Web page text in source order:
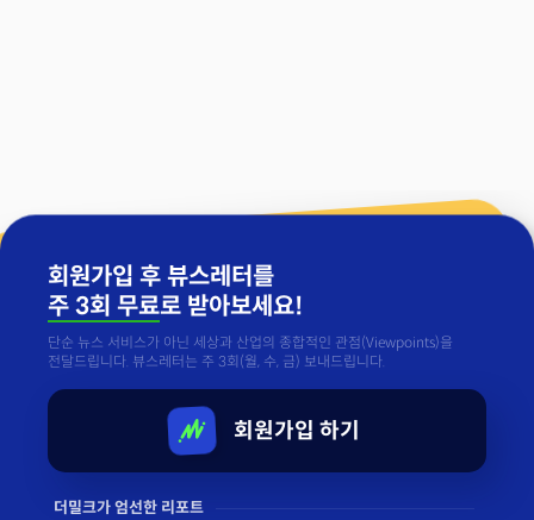
회원가입 후 뷰스레터를
주 3회 무료로 받아보세요!
단순 뉴스 서비스가 아닌 세상과 산업의 종합적인 관점(Viewpoints)을
전달드립니다. 뷰스레터는 주 3회(월, 수, 금) 보내드립니다.
회원가입 하기
더밀크가 엄선한 리포트